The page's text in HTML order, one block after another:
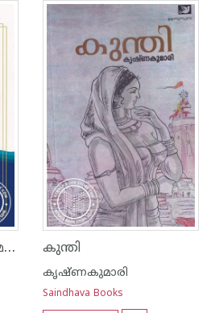
5
4
3
2
1
നിങ്ങളുടെ ഉപബോധമനസ്സിന്റെ ശക്തി കുന്തി
കൃഷ്ണകുമാരി
Saindhava Books